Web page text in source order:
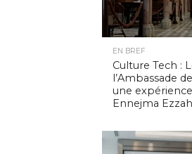
EN BREF
Culture Tech :
l’Ambassade
une
Ennejma